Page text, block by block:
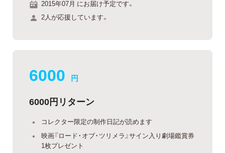
2015年07月 にお届け予定です。
2人が応援しています。
6000 円
6000円リターン
コレクター限定の制作日記が読めます
映画『ロード・オブ・ツリメラ』サイン入り劇場鑑賞券
1枚プレゼント